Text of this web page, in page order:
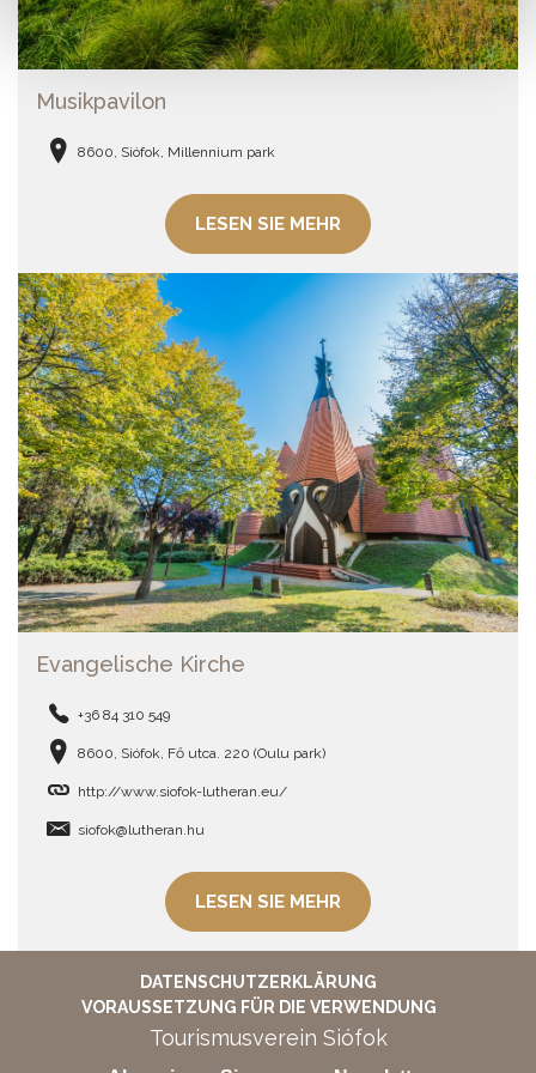
Musikpavilon
8600, Siófok, Millennium park
LESEN SIE MEHR
Evangelische Kirche
+36 84 310 549
8600, Siófok, Fő utca. 220 (Oulu park)
http://www.siofok-lutheran.eu/
siofok@lutheran.hu
LESEN SIE MEHR
DATENSCHUTZERKLÄRUNG
VORAUSSETZUNG FÜR DIE VERWENDUNG
Tourismusverein Siófok